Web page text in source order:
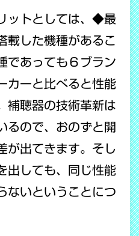
ットとしては、◆最
載した機種があるこ
であっても６ブラン
カーと比べると性能
補聴器の技術革新は
るので、おのずと開
が出てきます。そし
出しても、同じ性能
ないということにつ